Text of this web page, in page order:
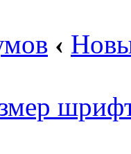
‹